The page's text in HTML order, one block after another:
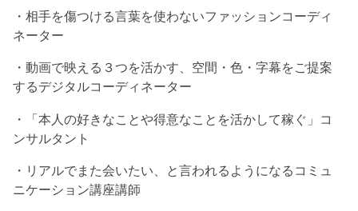
・相手を傷つける言葉を使わないファッションコーディ
ネーター
・動画で映える３つを活かす、空間・色・字幕をご提案
するデジタルコーディネーター
・「本人の好きなことや得意なことを活かして稼ぐ」コ
ンサルタント
・リアルでまた会いたい、と言われるようになるコミュ
ニケーション講座講師